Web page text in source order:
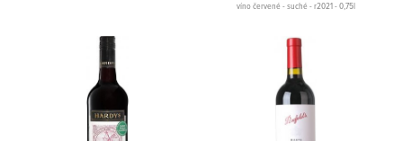
víno červené - suché - r2021 - 0,75l